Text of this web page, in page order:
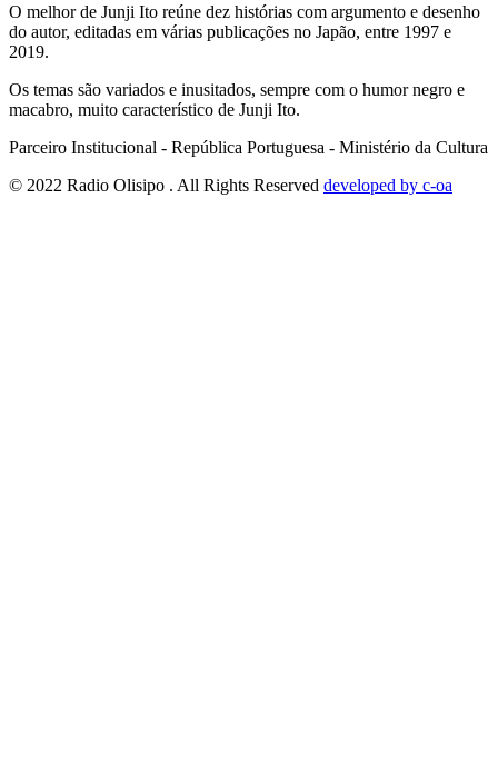
O melhor de Junji Ito reúne dez histórias com argumento e desenho
do autor, editadas em várias publicações no Japão, entre 1997 e
2019.
Os temas são variados e inusitados, sempre com o humor negro e
macabro, muito característico de Junji Ito.
Parceiro Institucional - República Portuguesa - Ministério da Cultura
© 2022 Radio Olisipo . All Rights Reserved developed by c-oa